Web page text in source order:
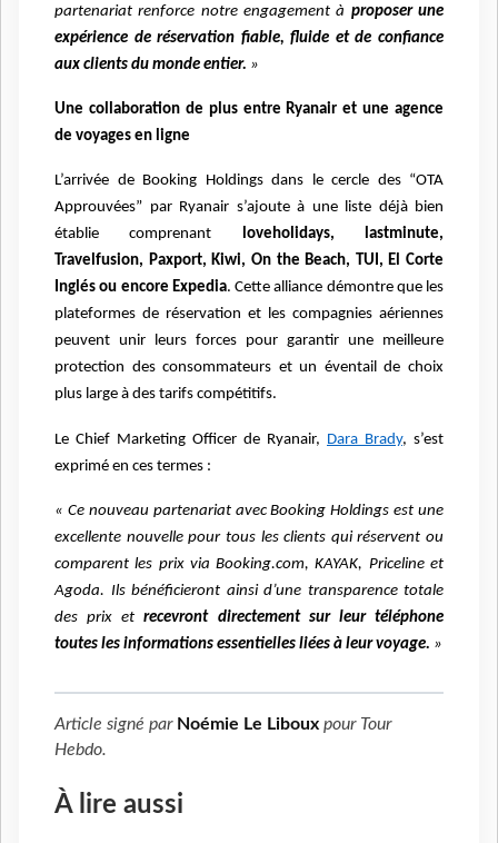
partenariat renforce notre engagement à proposer une
expérience de réservation fiable, fluide et de confiance
aux clients du monde entier. »
Une collaboration de plus entre Ryanair et une agence
de voyages en ligne
L’arrivée de Booking Holdings dans le cercle des “OTA
Approuvées” par Ryanair s’ajoute à une liste déjà bien
établie comprenant loveholidays, lastminute,
Travelfusion, Paxport, Kiwi, On the Beach, TUI, El Corte
Inglés ou encore Expedia. Cette alliance démontre que les
plateformes de réservation et les compagnies aériennes
peuvent unir leurs forces pour garantir une meilleure
protection des consommateurs et un éventail de choix
plus large à des tarifs compétitifs.
Le Chief Marketing Officer de Ryanair, Dara Brady, s’est
exprimé en ces termes :
« Ce nouveau partenariat avec Booking Holdings est une
excellente nouvelle pour tous les clients qui réservent ou
comparent les prix via Booking.com, KAYAK, Priceline et
Agoda. Ils bénéficieront ainsi d’une transparence totale
des prix etrecevront directement sur leur téléphone
toutes les informations essentielles liées à leur voyage. »
Article signé par Noémie Le Liboux pour Tour
Hebdo.
À lire aussi